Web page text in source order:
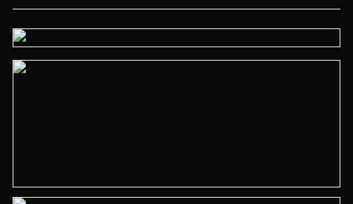
【新余】农业车间实拍图 - 外贸建站与品牌官网定制 · 现场图1